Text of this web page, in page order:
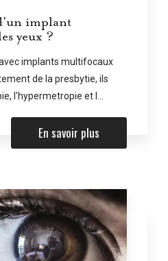
implant
yeux ?
implants multifocaux
de la presbytie, ils
l'hypermetropie et l...
En savoir plus